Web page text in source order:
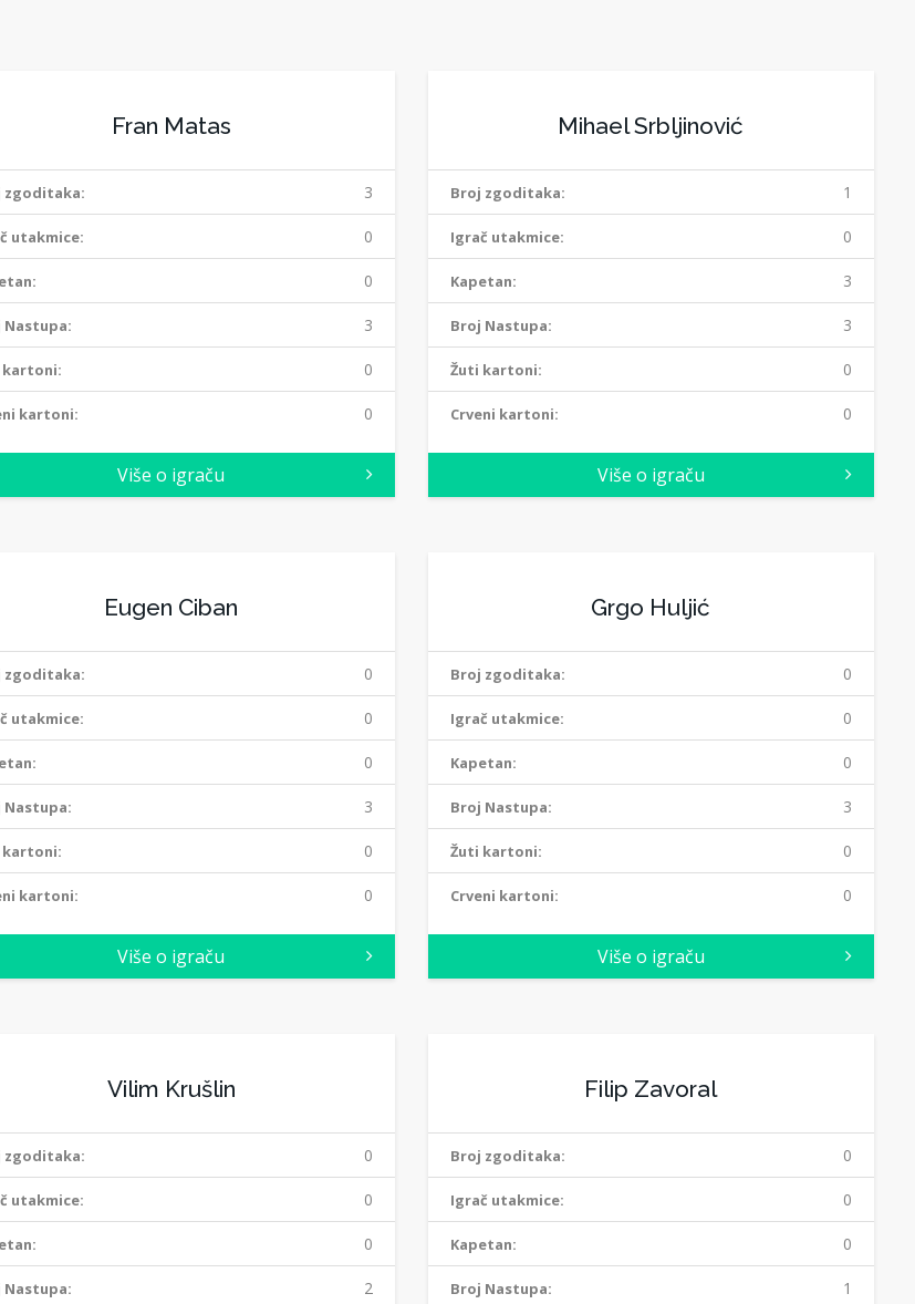
Fran Matas
zgoditaka: 3
utakmice: 0
0
Nastupa: 3
kartoni: 0
kartoni: 0
Više o igraču
Mihael Srbljinović
Broj zgoditaka: 1
Igrač utakmice: 0
Kapetan: 3
Broj Nastupa: 3
Žuti kartoni: 0
Crveni kartoni: 0
Više o igraču
Eugen Ciban
zgoditaka: 0
utakmice: 0
0
Nastupa: 3
kartoni: 0
kartoni: 0
Više o igraču
Grgo Huljić
Broj zgoditaka: 0
Igrač utakmice: 0
Kapetan: 0
Broj Nastupa: 3
Žuti kartoni: 0
Crveni kartoni: 0
Više o igraču
Vilim Krušlin
zgoditaka: 0
utakmice: 0
0
Nastupa: 2
Filip Zavoral
Broj zgoditaka: 0
Igrač utakmice: 0
Kapetan: 0
Broj Nastupa: 1